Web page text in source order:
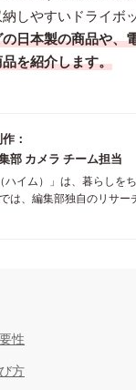
しやすいドライボ
日本製の商品や、
を紹介します。
：
部 カメラ チーム担当
ハイム）」は、暮らしを
は、編集部独自のリサ
性
方